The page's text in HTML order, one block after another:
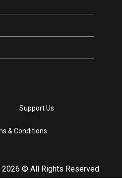
2026 © All Rights Reserved
Support Us
& Conditions